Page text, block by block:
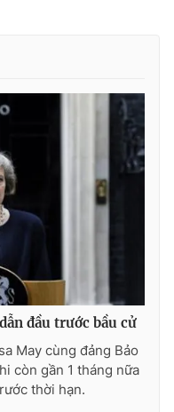
video
Thể thao
sản
lòng Việt
mình bằng AI
đầu trước bầu cử
May cùng đảng Bảo
còn gần 1 tháng nữa
thời hạn.